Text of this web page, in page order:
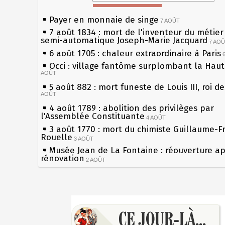
Payer en monnaie de singe 7 AOÛT
7 août 1834 : mort de l'inventeur du
semi-automatique Joseph-Marie Jacquard 7
6 août 1705 : chaleur extraordinaire à Paris
Occi : village fantôme surplombant la
AOÛT
5 août 882 : mort funeste de Louis III, roi
AOÛT
4 août 1789 : abolition des privilèges par
l'Assemblée Constituante 4 AOÛT
3 août 1770 : mort du chimiste Guillaume-
Rouelle 3 AOÛT
Musée Jean de La Fontaine : réouverture
rénovation 2 AOÛT
2 août 1802 : Bonaparte est nommé
31 juillet 1899 : décret instaurant les
boîtes aux lettres en fonte de Léon Mougeot
les siècles
27 mai 1610 : supplice de François